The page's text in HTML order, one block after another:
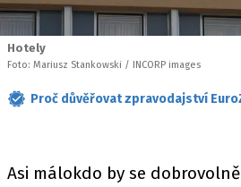
Hotely
Foto: Mariusz Stankowski / INCORP images
Proč důvěřovat zpravodajství
Asi málokdo by se